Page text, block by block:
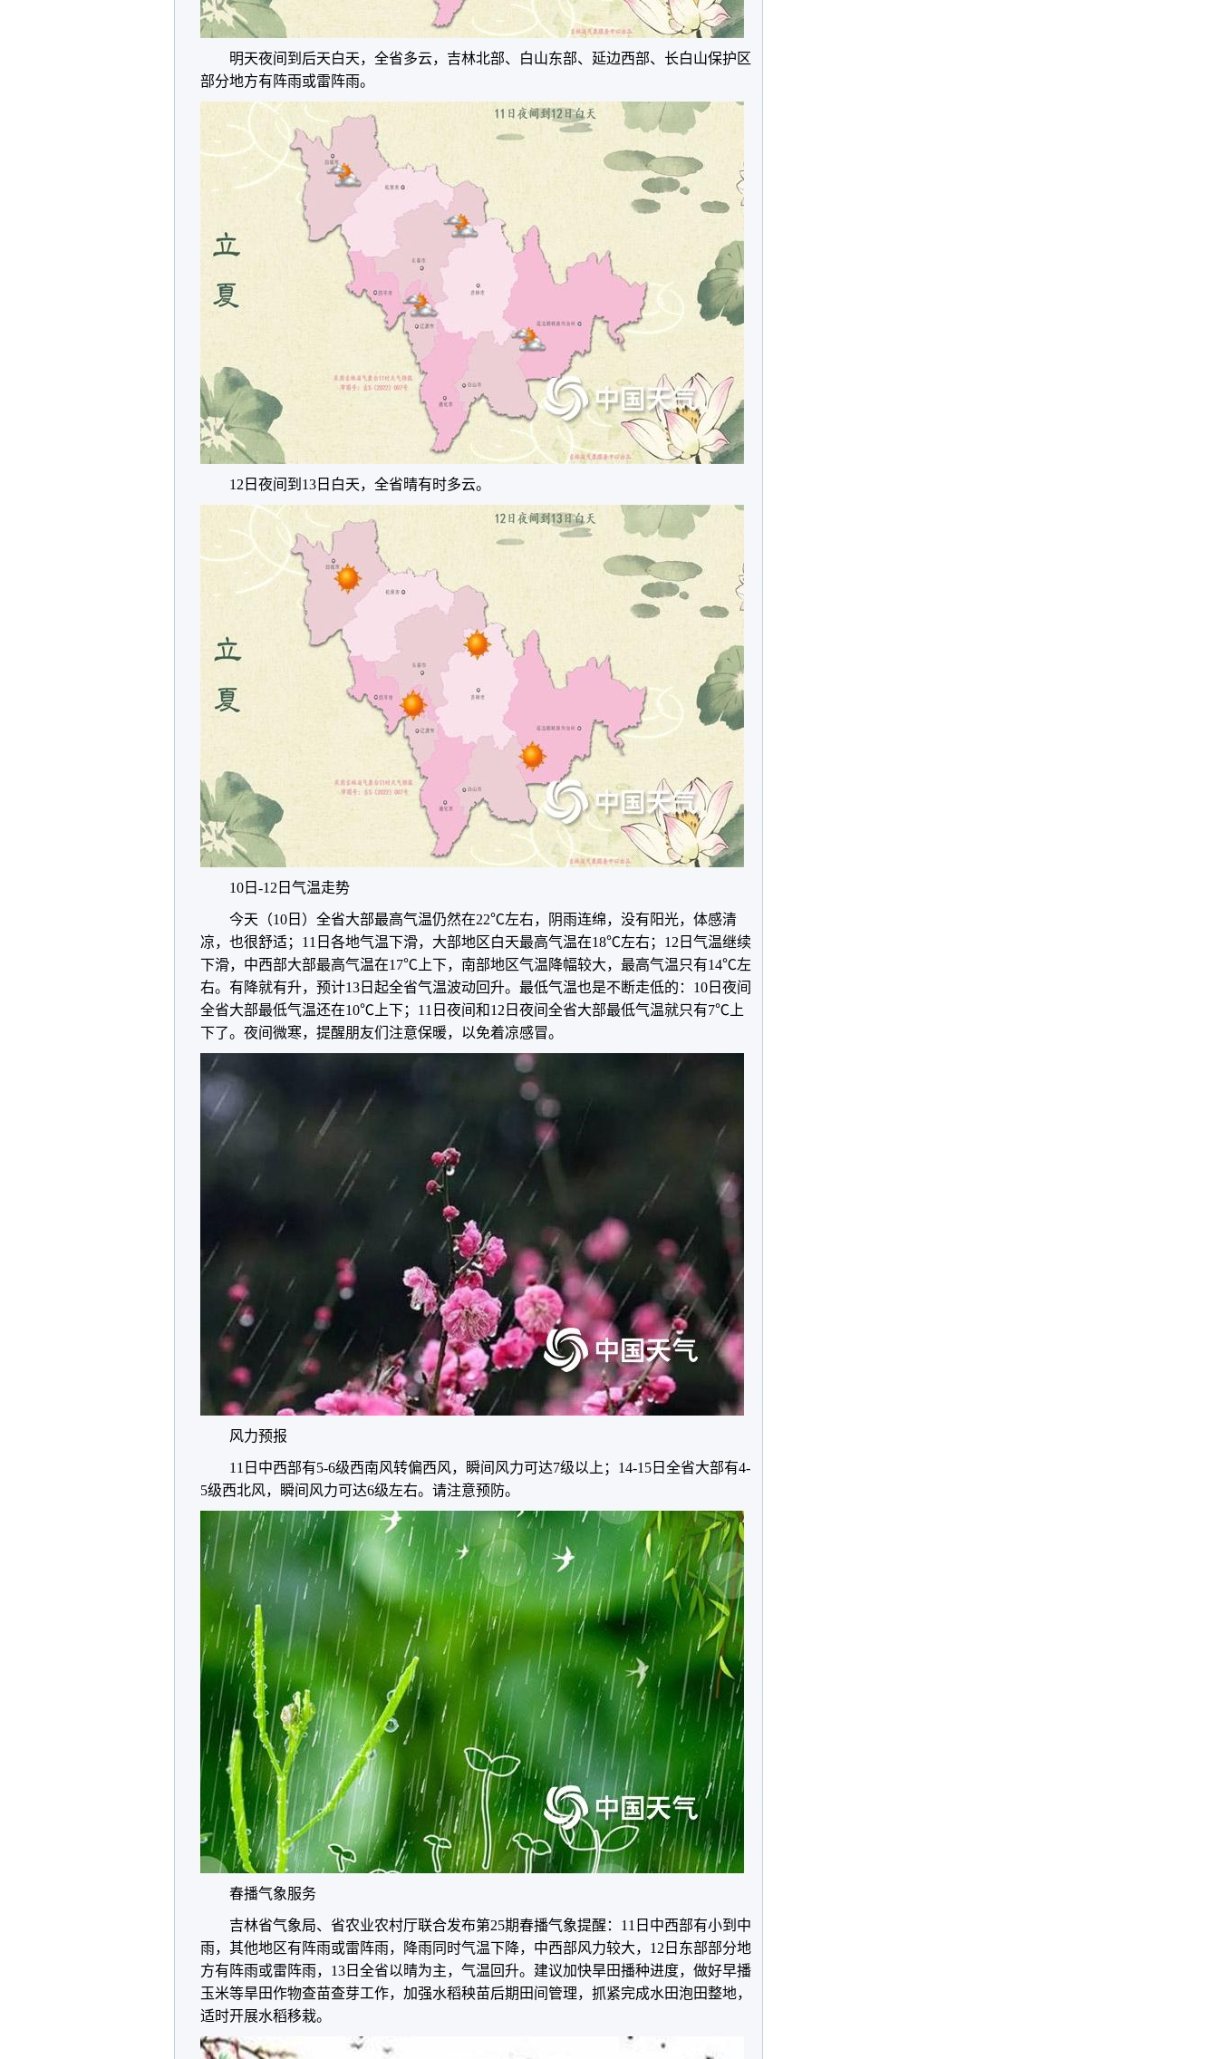
明天夜间到后天白天，全省多云，吉林北部、白山东部、延边西部、长白山保护区
部分地方有阵雨或雷阵雨。
12日夜间到13日白天，全省晴有时多云。
10日-12日气温走势
今天（10日）全省大部最高气温仍然在22℃左右，阴雨连绵，没有阳光，体感清
凉，也很舒适；11日各地气温下滑，大部地区白天最高气温在18℃左右；12日气温继续
下滑，中西部大部最高气温在17℃上下，南部地区气温降幅较大，最高气温只有14℃左
右。有降就有升，预计13日起全省气温波动回升。最低气温也是不断走低的：10日夜间
全省大部最低气温还在10℃上下；11日夜间和12日夜间全省大部最低气温就只有7℃上
下了。夜间微寒，提醒朋友们注意保暖，以免着凉感冒。
风力预报
11日中西部有5-6级西南风转偏西风，瞬间风力可达7级以上；14-15日全省大部有4-
5级西北风，瞬间风力可达6级左右。请注意预防。
春播气象服务
吉林省气象局、省农业农村厅联合发布第25期春播气象提醒：11日中西部有小到中
雨，其他地区有阵雨或雷阵雨，降雨同时气温下降，中西部风力较大，12日东部部分地
方有阵雨或雷阵雨，13日全省以晴为主，气温回升。建议加快旱田播种进度，做好早播
玉米等旱田作物查苗查芽工作，加强水稻秧苗后期田间管理，抓紧完成水田泡田整地，
适时开展水稻移栽。